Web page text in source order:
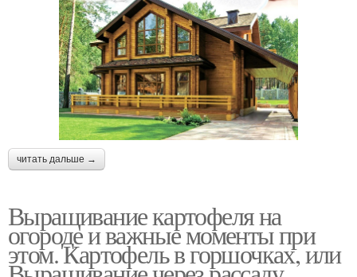
читать дальше →
Выращивание картофеля на
огороде и важные моменты при
этом. Картофель в горшочках, или